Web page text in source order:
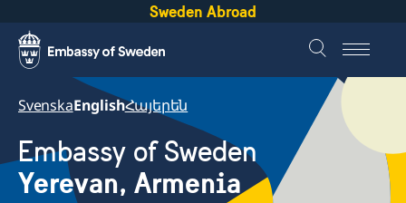
Sweden Abroad
SvenskaEnglishՀայերեն
Embassy of Sweden
Yerevan, Armenia